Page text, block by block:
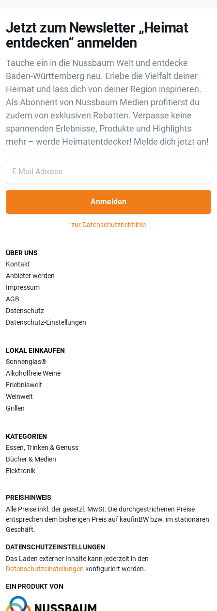
Jetzt zum Newsletter „Heimat
entdecken“ anmelden
Tauche ein in die Nussbaum Welt und entdecke
Baden-Württemberg neu. Erlebe die Vielfalt deiner
Heimat und lass dich von deiner Region inspirieren.
Als Abonnent von Nussbaum Medien profitierst du
zudem von exklusiven Rabatten. Verpasse keine
spannenden Erlebnisse, Produkte und Highlights
mehr – werde Heimatentdecker! Melde dich jetzt an!
Anmelden
zur Datenschutzrichtlinie
ÜBER UNS
Kontakt
Anbieter werden
Impressum
AGB
Datenschutz
Datenschutz-Einstellungen
LOKAL EINKAUFEN
Sonnenglas®
Alkoholfreie Weine
Erlebniswelt
Weinwelt
Grillen
KATEGORIEN
Essen, Trinken & Genuss
Bücher & Medien
Elektronik
PREISHINWEIS
Alle Preise inkl. der gesetzl. MwSt. Die durchgestrichenen Preise
entsprechen dem bisherigen Preis auf kaufinBW bzw. im stationären
Geschäft.
DATENSCHUTZEINSTELLUNGEN
Das Laden externer Inhalte kann jederzeit in den
Datenschutzeinstellungen konfiguriert werden.
EIN PRODUKT VON